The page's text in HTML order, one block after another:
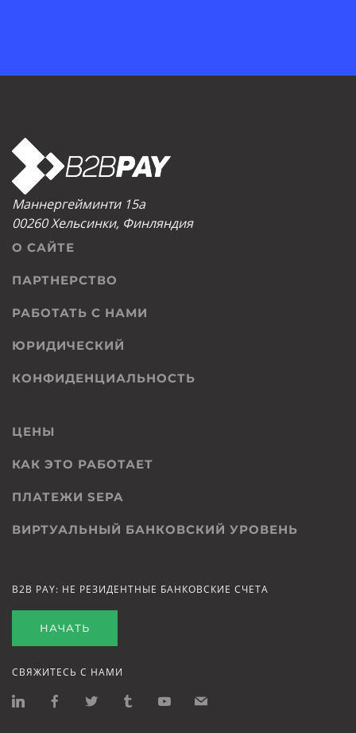
Маннергейминти 15а
00260 Хельсинки, Финляндия
О САЙТЕ
ПАРТНЕРСТВО
РАБОТАТЬ С НАМИ
ЮРИДИЧЕСКИЙ
КОНФИДЕНЦИАЛЬНОСТЬ
ЦЕНЫ
КАК ЭТО РАБОТАЕТ
ПЛАТЕЖИ SEPA
ВИРТУАЛЬНЫЙ БАНКОВСКИЙ УРОВЕНЬ
B2B PAY: НЕ РЕЗИДЕНТНЫЕ БАНКОВСКИЕ СЧЕТА
НАЧАТЬ
СВЯЖИТЕСЬ С НАМИ